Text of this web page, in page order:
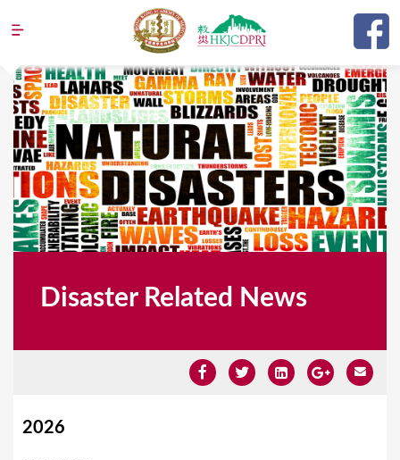
Jump to navigation
Disaster Related News
Y
2026